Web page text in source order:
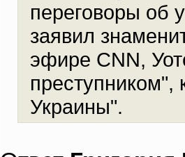
переговоры об
заявил
эфире CNN,
преступником",
Украины".